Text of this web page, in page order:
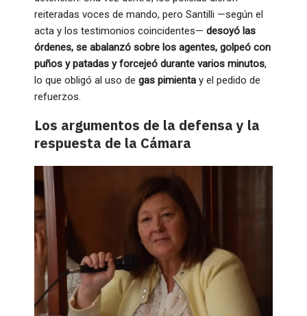
reiteradas voces de mando, pero Santilli —según el
acta y los testimonios coincidentes— desoyó las
órdenes, se abalanzó sobre los agentes, golpeó con
puños y patadas y forcejeó durante varios minutos,
lo que obligó al uso de gas pimienta y el pedido de
refuerzos.
Los argumentos de la defensa y la
respuesta de la Cámara